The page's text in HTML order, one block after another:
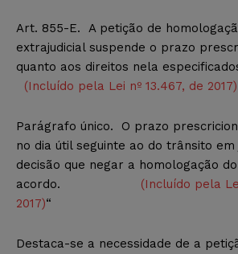
Art. 855-E. A petição de
extrajudicial suspende o prazo
quanto aos direitos nela
(Incluído pela Lei nº 13.467, de 2017)
Parágrafo único. O prazo
no dia útil seguinte ao do trânsito em
decisão que negar a homologação do
acordo. (Incluído pela
2017)“
Destaca-se a necessidade de a